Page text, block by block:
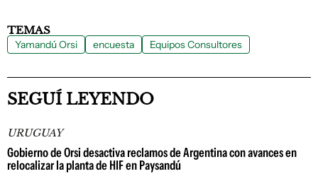
TEMAS
Yamandú Orsi encuesta Equipos Consultores
SEGUÍ LEYENDO
URUGUAY
Gobierno de Orsi desactiva reclamos de Argentina con avances en
relocalizar la planta de HIF en Paysandú